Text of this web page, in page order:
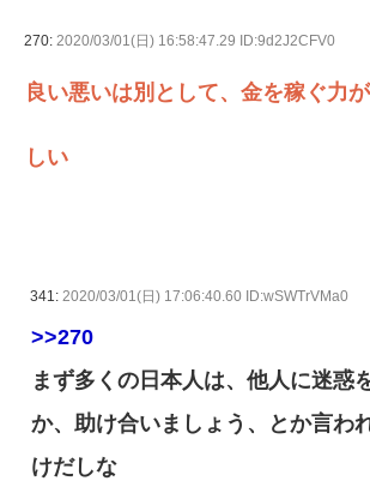
270: 2020/03/01(日) 16:58:47.29 ID:9d2J2CFV0
良い悪いは別として、金を稼ぐ力
しい
341: 2020/03/01(日) 17:06:40.60 ID:wSWTrVMa0
>>270
まず多くの日本人は、他人に迷惑
か、助け合いましょう、とか言わ
けだしな